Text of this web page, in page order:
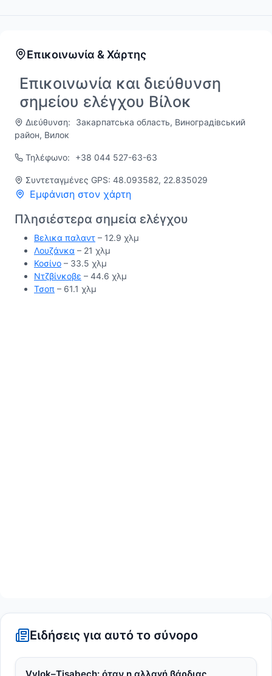
Επικοινωνία & Χάρτης
Επικοινωνία και διεύθυνση
σημείου ελέγχου Βίλοκ
Διεύθυνση:
Закарпатська область, Виноградівський
район, Вилок
Τηλέφωνο: +38 044 527-63-63
Συντεταγμένες GPS: 48.093582, 22.835029
Εμφάνιση στον χάρτη
Πλησιέστερα σημεία ελέγχου
Βελικα παλαντ – 12.9 χλμ
Λουζάνκα – 21 χλμ
Κοσίνο – 33.5 χλμ
Ντζβίνκοβε – 44.6 χλμ
Τσοπ – 61.1 χλμ
Ειδήσεις για αυτό το σύνορο